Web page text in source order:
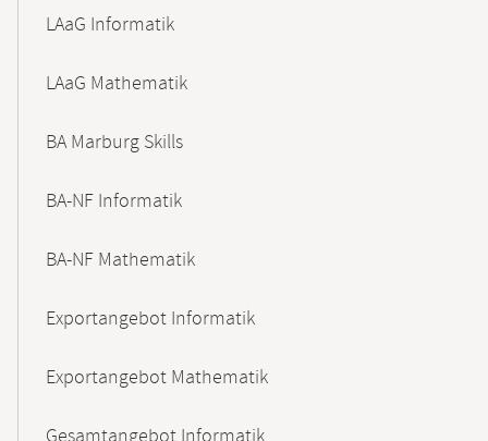
LAaG Informatik
LAaG Mathematik
BA Marburg Skills
BA-NF Informatik
BA-NF Mathematik
Exportangebot Informatik
Exportangebot Mathematik